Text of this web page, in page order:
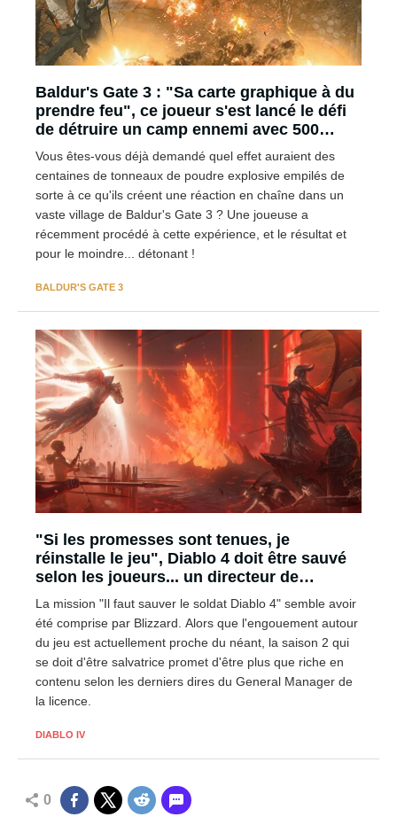
Baldur's Gate 3 : "Sa carte graphique à du
prendre feu", ce joueur s'est lancé le défi
de détruire un camp ennemi avec 500
barils, et le résultat est explosif !
Vous êtes-vous déjà demandé quel effet auraient des
centaines de tonneaux de poudre explosive empilés de
sorte à ce qu'ils créent une réaction en chaîne dans un
vaste village de Baldur's Gate 3 ? Une joueuse a
récemment procédé à cette expérience, et le résultat et
pour le moindre... détonant !
BALDUR'S GATE 3
"Si les promesses sont tenues, je
réinstalle le jeu", Diablo 4 doit être sauvé
selon les joueurs... un directeur de
Blizzard promet que la saison 2 sera
énorme !
La mission "Il faut sauver le soldat Diablo 4" semble avoir
été comprise par Blizzard. Alors que l'engouement autour
du jeu est actuellement proche du néant, la saison 2 qui
se doit d'être salvatrice promet d'être plus que riche en
contenu selon les derniers dires du General Manager de
la licence.
DIABLO IV
0